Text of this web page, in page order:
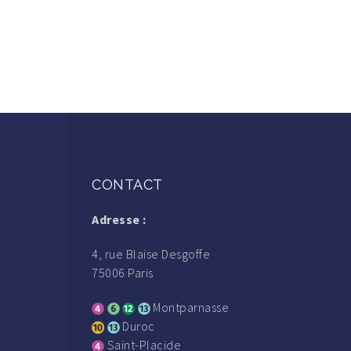
CONTACT
Adresse :
4, rue Blaise Desgoffe
75006 Paris
Montparnasse
Duroc
Saint-Placide